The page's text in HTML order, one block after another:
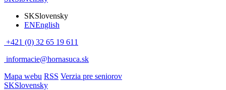
SKSlovensky
ENEnglish
+421 (0) 32 65 19 611
informacie@hornasuca.sk
Mapa webu RSS Verzia pre seniorov
SKSlovensky